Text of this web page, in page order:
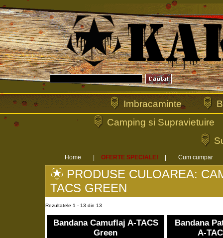
Imbracaminte
Camping si Supravietuire
Home OFERTE SPECIALE! Cum cumpar
PRODUSE CULOAREA:
TACS GREEN
Rezultatele 1 - 13 din 13
Bandana Camuflaj A-TACS
Green
Bandana
A-